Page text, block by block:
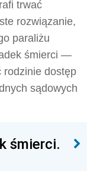
trwać
rozwiązanie,
paraliżu
śmierci —
rodzinie dostęp
sądowych
śmierci.